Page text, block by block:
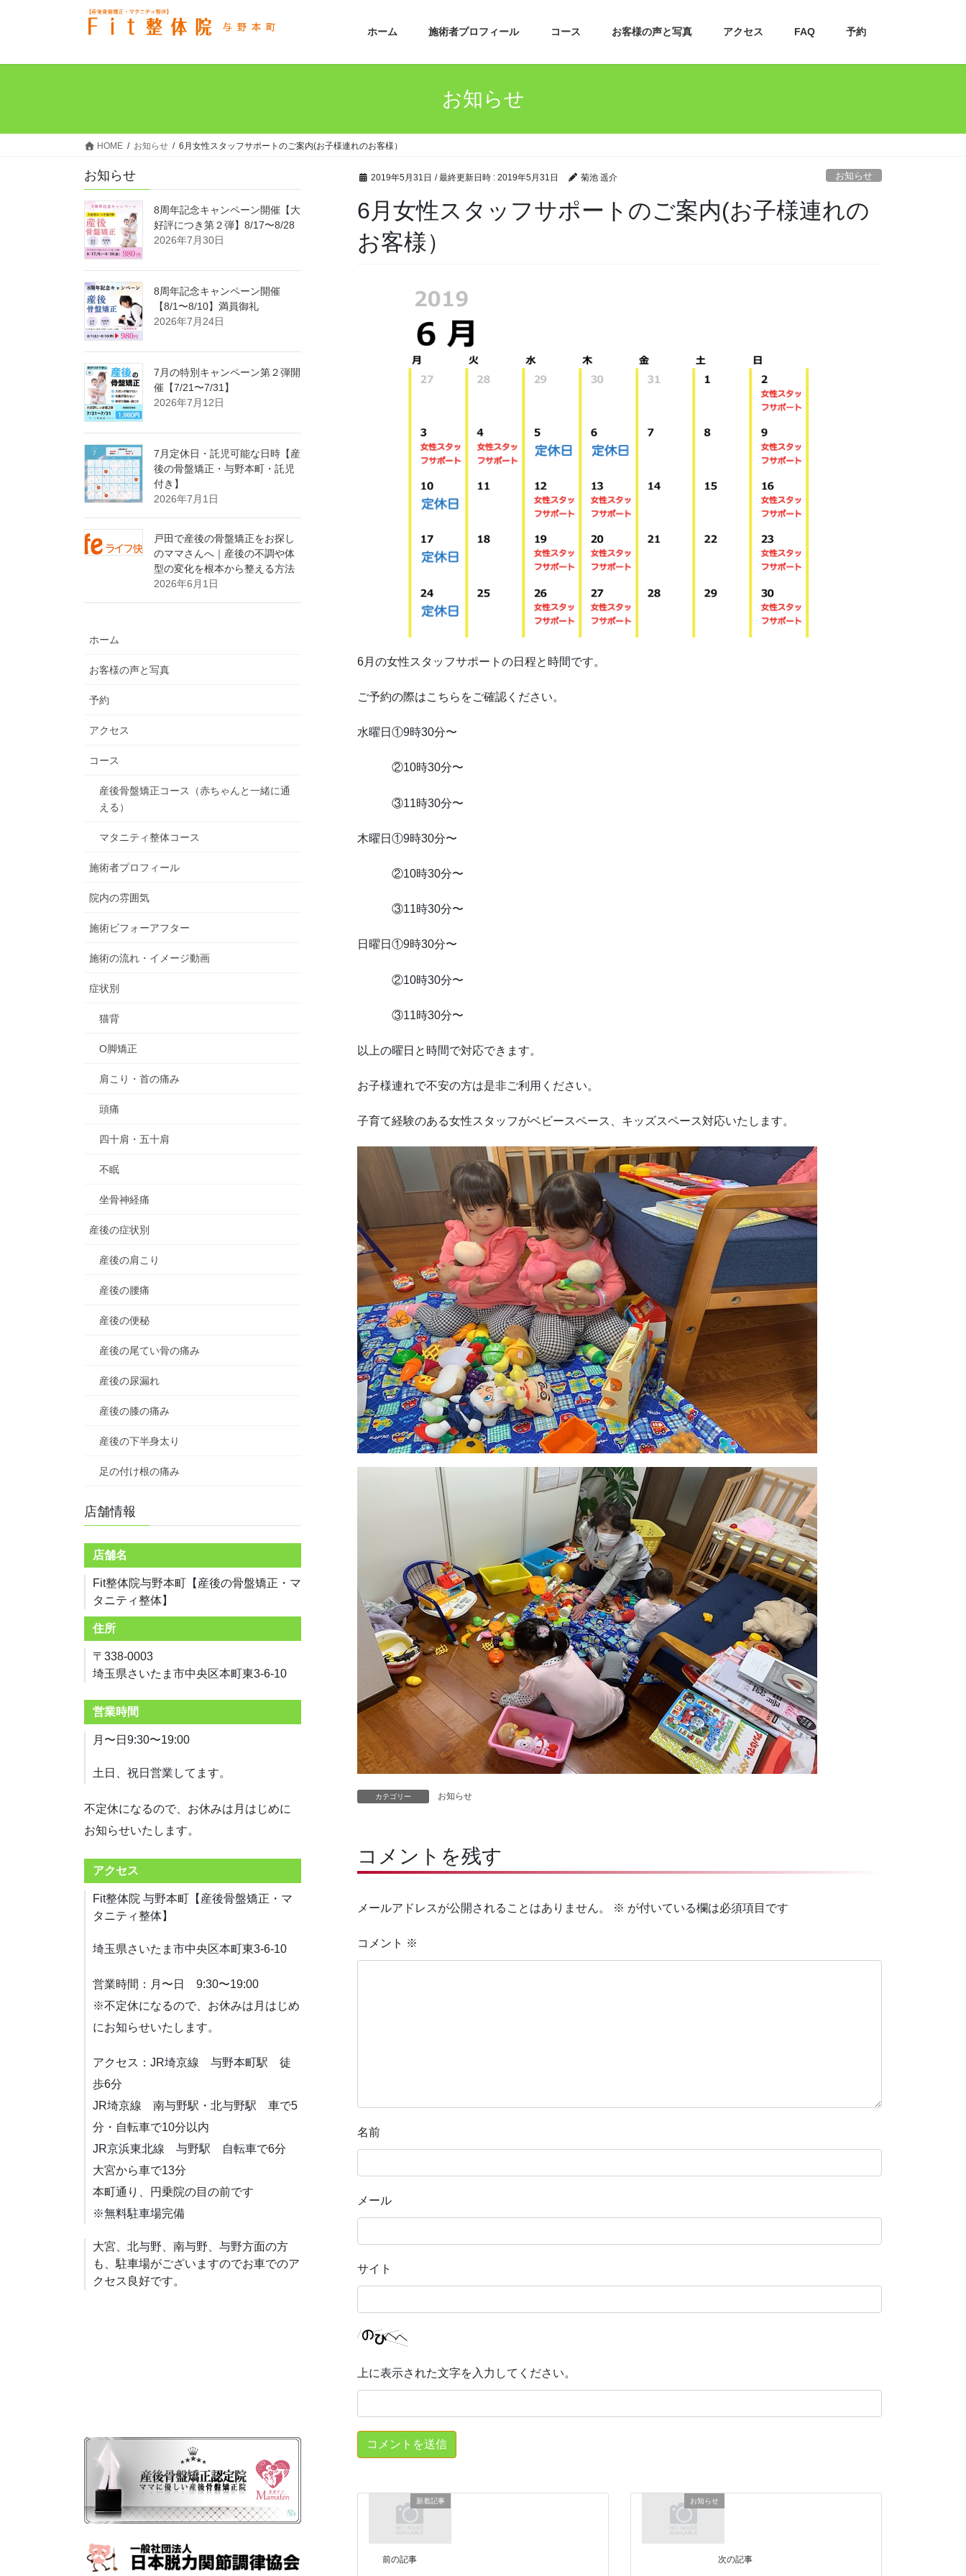
ホーム 施術者プロフィール コース お客様の声と写真 アクセス FAQ 予約
お知らせ
HOME お知らせ 6月女性スタッフサポートのご案内(お子様連れのお客様）
2019年5月31日 / 最終更新日時 : 2019年5月31日 菊池 遥介 お知らせ
6月女性スタッフサポートのご案内(お子様連れの
お客様）
6月の女性スタッフサポートの日程と時間です。
ご予約の際はこちらをご確認ください。
水曜日①9時30分〜
②10時30分〜
③11時30分〜
木曜日①9時30分〜
②10時30分〜
③11時30分〜
日曜日①9時30分〜
②10時30分〜
③11時30分〜
以上の曜日と時間で対応できます。
お子様連れで不安の方は是非ご利用ください。
子育て経験のある女性スタッフがベビースペース、キッズスペース対応いたします。
カテゴリー お知らせ
コメントを残す
メールアドレスが公開されることはありません。 ※ が付いている欄は必須項目です
コメント ※
名前
メール
サイト
上に表示された文字を入力してください。
新着記事
前の記事
お知らせ
次の記事
お知らせ
8周年記念キャンペーン開催【大
好評につき第２弾】8/17〜8/28
2026年7月30日
8周年記念キャンペーン開催
【8/1〜8/10】満員御礼
2026年7月24日
7月の特別キャンペーン第２弾開
催【7/21〜7/31】
2026年7月12日
7月定休日・託児可能な日時【産
後の骨盤矯正・与野本町・託児
付き】
2026年7月1日
戸田で産後の骨盤矯正をお探し
のママさんへ｜産後の不調や体
型の変化を根本から整える方法
2026年6月1日
ホーム
お客様の声と写真
予約
アクセス
コース
産後骨盤矯正コース（赤ちゃんと一緒に通
える）
マタニティ整体コース
施術者プロフィール
院内の雰囲気
施術ビフォーアフター
施術の流れ・イメージ動画
症状別
猫背
O脚矯正
肩こり・首の痛み
頭痛
四十肩・五十肩
不眠
坐骨神経痛
産後の症状別
産後の肩こり
産後の腰痛
産後の便秘
産後の尾てい骨の痛み
産後の尿漏れ
産後の膝の痛み
産後の下半身太り
足の付け根の痛み
店舗情報
店舗名
Fit整体院与野本町【産後の骨盤矯正・マ
タニティ整体】
住所
〒338-0003
埼玉県さいたま市中央区本町東3-6-10
営業時間
月〜日9:30〜19:00
土日、祝日営業してます。
不定休になるので、お休みは月はじめに
お知らせいたします。
アクセス
Fit整体院 与野本町【産後骨盤矯正・マ
タニティ整体】
埼玉県さいたま市中央区本町東3-6-10
営業時間：月〜日 9:30〜19:00
※不定休になるので、お休みは月はじめ
にお知らせいたします。
アクセス：JR埼京線 与野本町駅 徒
歩6分
JR埼京線 南与野駅・北与野駅 車で5
分・自転車で10分以内
JR京浜東北線 与野駅 自転車で6分
大宮から車で13分
本町通り、円乗院の目の前です
※無料駐車場完備
大宮、北与野、南与野、与野方面の方
も、駐車場がございますのでお車でのア
クセス良好です。